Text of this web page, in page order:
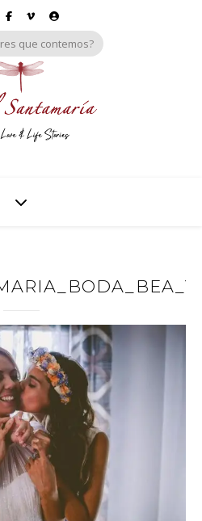
que contemos?